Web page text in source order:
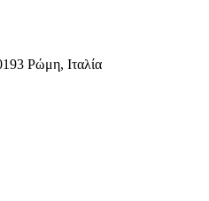
Ρώμη, Ιταλία